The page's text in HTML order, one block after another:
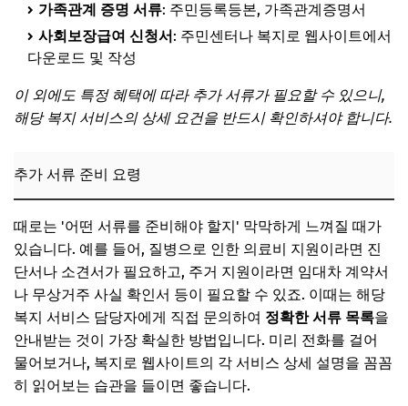
가족관계 증명 서류: 주민등록등본, 가족관계증명서
사회보장급여 신청서: 주민센터나 복지로 웹사이트에서
다운로드 및 작성
이 외에도 특정 혜택에 따라 추가 서류가 필요할 수 있으니,
해당 복지 서비스의 상세 요건을 반드시 확인하셔야 합니다.
추가 서류 준비 요령
때로는 '어떤 서류를 준비해야 할지' 막막하게 느껴질 때가
있습니다. 예를 들어, 질병으로 인한 의료비 지원이라면 진
단서나 소견서가 필요하고, 주거 지원이라면 임대차 계약서
나 무상거주 사실 확인서 등이 필요할 수 있죠. 이때는 해당
복지 서비스 담당자에게 직접 문의하여 정확한 서류 목록을
안내받는 것이 가장 확실한 방법입니다. 미리 전화를 걸어
물어보거나, 복지로 웹사이트의 각 서비스 상세 설명을 꼼꼼
히 읽어보는 습관을 들이면 좋습니다.